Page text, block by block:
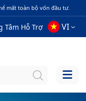
mất toàn bộ vốn đầu tư.
Tâm Hỗ Trợ VI